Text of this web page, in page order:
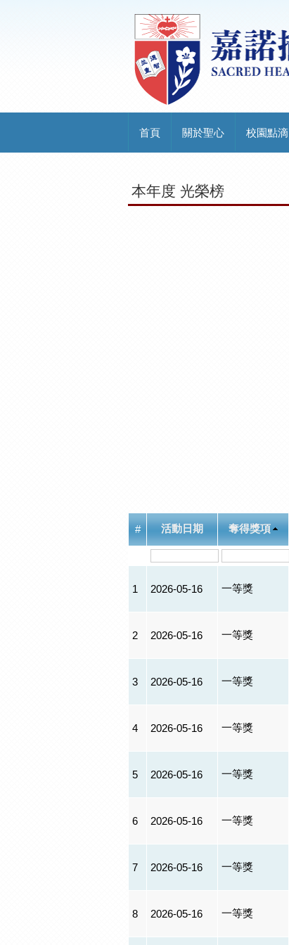
首頁 關於聖心 校園點滴
本年度 光榮榜
# 活動日期 奪得獎項
1 2026-05-16 一等獎
2 2026-05-16 一等獎
3 2026-05-16 一等獎
4 2026-05-16 一等獎
5 2026-05-16 一等獎
6 2026-05-16 一等獎
7 2026-05-16 一等獎
8 2026-05-16 一等獎